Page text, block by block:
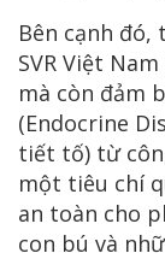
Bên cạnh đó,
SVR Việt
mà còn đảm
(Endocrine
tiết tố) từ
một tiêu chí
an toàn cho
con bú và